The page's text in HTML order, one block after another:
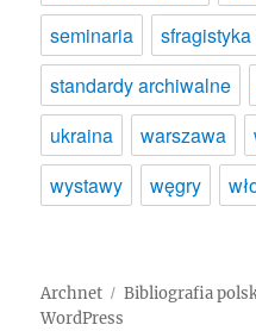
seminaria
sfragistyka
standardy archiwalne
ukraina
warszawa
wystawy
węgry
Archnet Bibliografia
WordPress